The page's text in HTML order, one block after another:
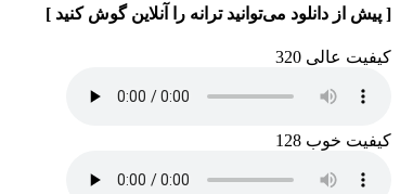
[ پیش از دانلود می‌توانید ترانه را آنلاین گوش کنید ]
کیفیت عالی 320
کیفیت خوب 128